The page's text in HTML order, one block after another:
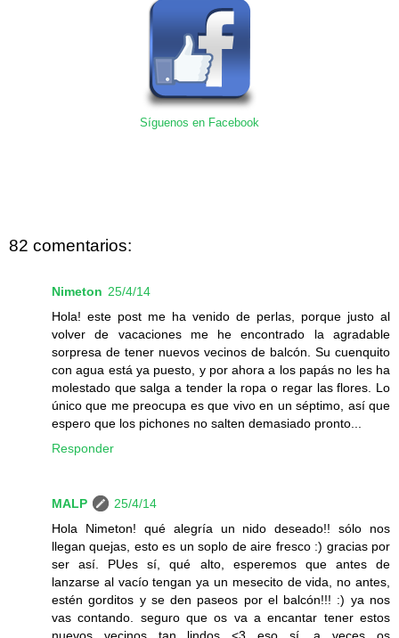
Síguenos en Facebook
82 comentarios:
Nimeton 25/4/14
Hola! este post me ha venido de perlas, porque justo al
volver de vacaciones me he encontrado la agradable
sorpresa de tener nuevos vecinos de balcón. Su cuenquito
con agua está ya puesto, y por ahora a los papás no les ha
molestado que salga a tender la ropa o regar las flores. Lo
único que me preocupa es que vivo en un séptimo, así que
espero que los pichones no salten demasiado pronto...
Responder
MALP
25/4/14
Hola Nimeton! qué alegría un nido deseado!! sólo nos
llegan quejas, esto es un soplo de aire fresco :) gracias por
ser así. PUes sí, qué alto, esperemos que antes de
lanzarse al vacío tengan ya un mesecito de vida, no antes,
estén gorditos y se den paseos por el balcón!!! :) ya nos
vas contando. seguro que os va a encantar tener estos